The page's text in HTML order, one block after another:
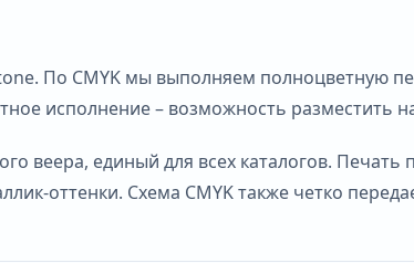
По CMYK мы выполняем полноцветную
исполнение – возможность разместить
веера, единый для всех каталогов.
оттенки. Схема CMYK также четко